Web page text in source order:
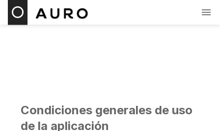
Condiciones generales de uso
de la aplicación